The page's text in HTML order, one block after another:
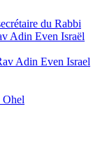
du Rabbi
Adin Even Israël
Adin Even Israel
Ohel